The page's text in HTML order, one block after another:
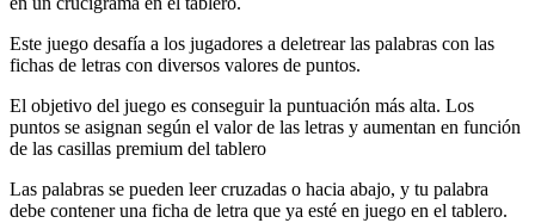
Este juego desafía a los jugadores a deletrear las palabras con las
fichas de letras con diversos valores de puntos.
El objetivo del juego es conseguir la puntuación más alta. Los
puntos se asignan según el valor de las letras y aumentan en función
de las casillas premium del tablero
Las palabras se pueden leer cruzadas o hacia abajo, y tu palabra
debe contener una ficha de letra que ya esté en juego en el tablero.